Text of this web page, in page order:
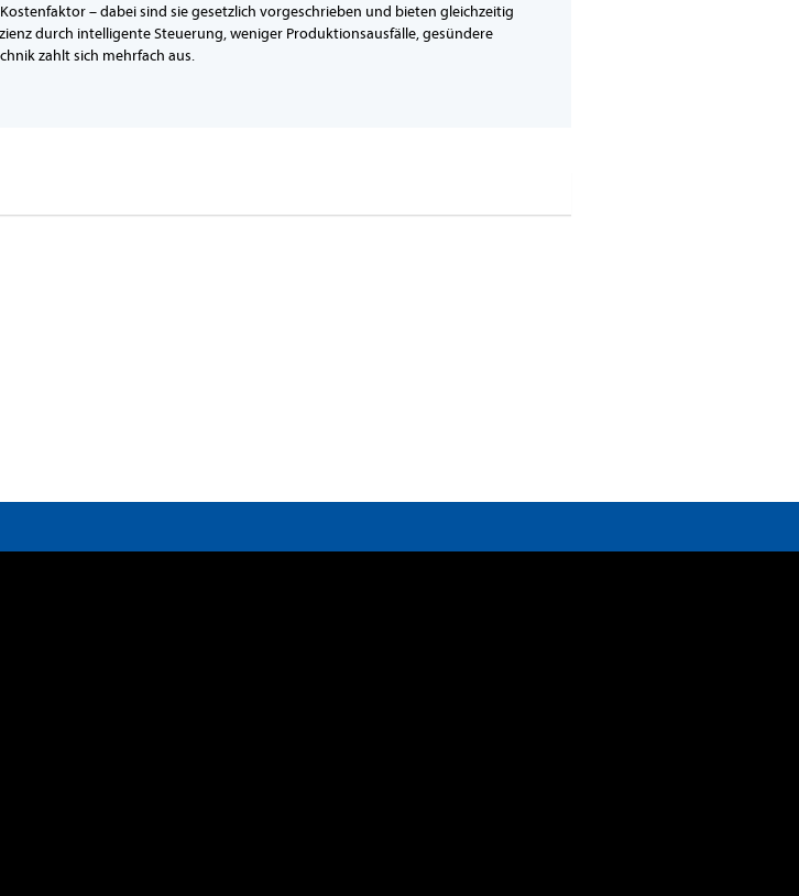
– dabei sind sie gesetzlich vorgeschrieben und bieten gleichzeitig
durch intelligente Steuerung, weniger Produktionsausfälle, gesündere
zahlt sich mehrfach aus.